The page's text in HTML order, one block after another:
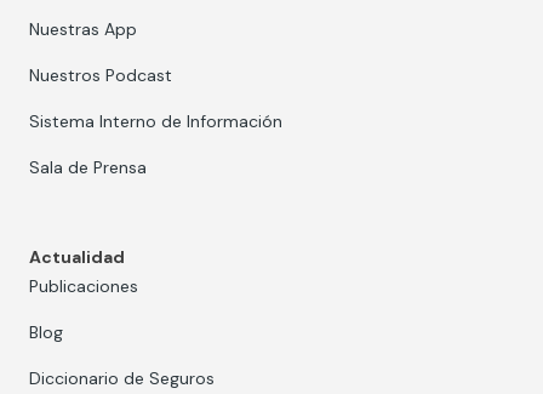
Nuestras App
Nuestros Podcast
Sistema Interno de Información
Sala de Prensa
Actualidad
Publicaciones
Blog
Diccionario de Seguros